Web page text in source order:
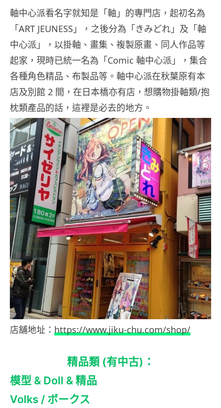
軸中心派看名字就知是「軸」的專門店，起初名為
「ART JEUNESS」，之後分為「きみどれ」及「軸
中心派」，以掛軸、畫集、複製原畫、同人作品等
起家，現時已統一名為「Comic 軸中心派」，集合
各種角色精品、布製品等。軸中心派在秋葉原有本
店及別館 2 間，在日本橋亦有店，想購物掛軸類/抱
枕類產品的話，這裡是必去的地方。
店舖地址： https://www.jiku-chu.com/shop/
精品類 (有中古)：
模型 & Doll & 精品
Volks / ボークス